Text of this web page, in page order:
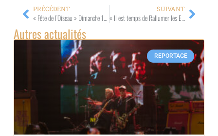
PRÉCÉDENT
« Fête de l’Oiseau » Dimanche 11 Juin 2023 – dès 9h – Arboretum de Roure
SUIVANT
« Il est temps de Rallumer les Etoiles » du 15 juin au 31 août 2023 – 10h/19h & RDV – Atelier Natera – Beausoleil Vernissage le 15 juin – 18h30/23h30
Autres actualités
REPORTAGE